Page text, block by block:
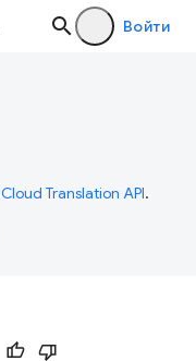
Войти
Cloud Translation API.